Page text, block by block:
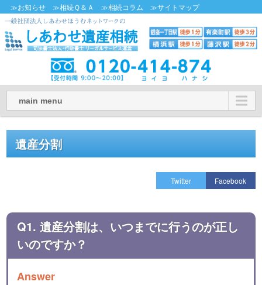
≫お知らせ ≫相続Ｑ＆Ａ ≫相続コラム ≫サイトマップ
main menu
遺産分割
Twitter Facebook
Q1. 遺産分割は、いつまでに行うのが正し
いのですか？
Answer